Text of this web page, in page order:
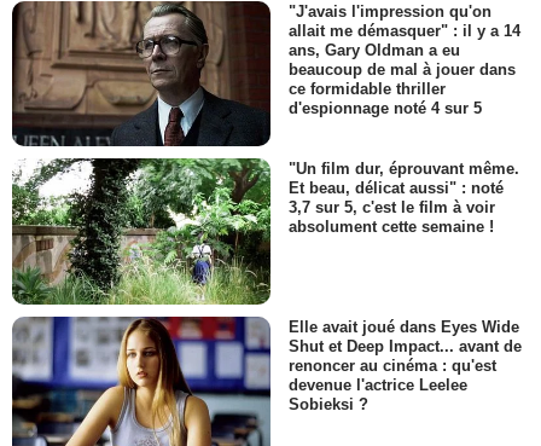
"J'avais l'impression qu'on
allait me démasquer" : il y a 14
ans, Gary Oldman a eu
beaucoup de mal à jouer dans
ce formidable thriller
d'espionnage noté 4 sur 5
"Un film dur, éprouvant même.
Et beau, délicat aussi" : noté
3,7 sur 5, c'est le film à voir
absolument cette semaine !
Elle avait joué dans Eyes Wide
Shut et Deep Impact... avant de
renoncer au cinéma : qu'est
devenue l'actrice Leelee
Sobieksi ?